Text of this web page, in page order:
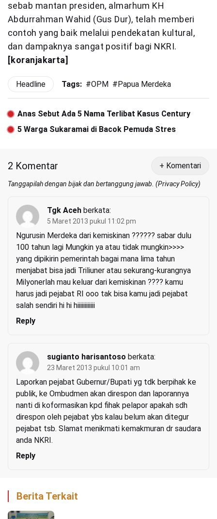
sebab mantan presiden, almarhum KH
Abdurrahman Wahid (Gus Dur), telah memberi
contoh yang baik melalui pendekatan kultural,
dan dampaknya sangat positif bagi NKRI.
[koranjakarta]
Headline Tags: #OPM #Papua Merdeka
Anas Sebut Ada 5 Nama Terlibat Kasus Century
5 Warga Sukaramai di Bacok Pemuda Stres
2 Komentar + Komentari
Tanggapilah dengan bijak dan bertanggung jawab. (Privacy Policy)
Tgk Aceh berkata:
5 Maret 2013 pukul 11:02 pm
Ngurusin Merdeka dari kemiskinan ?????? sabar dulu
100 tahun lagi Mungkin ya atau tidak mungkin>>>>
yang dipikirin pemerintah bagai mana lima tahun
menjabat bisa jadi Triliuner atau sekurang-kurangnya
Milyonerlah mau keluar dari kemiskinan ???? kamu
harus jadi pejabat RI ooo tak bisa kamu jadi pejabat
salah sendiri hi hi hiiiiiiiiiiii
Reply
sugianto harisantoso berkata:
23 Maret 2013 pukul 10:01 am
Laporkan pejabat Gubernur/Bupati yg tdk berpihak ke
publik, ke Ombudmen akan direspon dan laporannya
nanti di koformasikan kpd fihak pelapor apakah sdh
direspon oleh pejabat ybs kalau belum akan ditegur
pejabat tsb. Slamat menikmati kemakmuran dr saudara
anda NKRI.
Reply
Berita Terkait